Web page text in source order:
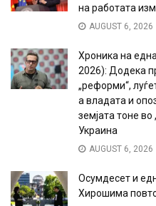
на работата
AUGUST 6, 2026
Хроника на
2026): Додека
„реформи“,
а владата и
земјата тоне
Украина
AUGUST 6, 2026
Осумдесет и
Хирошима